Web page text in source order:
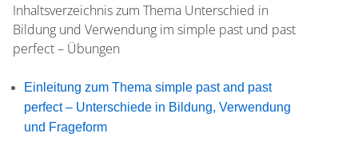
Inhaltsverzeichnis zum Thema Unterschied in
Bildung und Verwendung im simple past und past
perfect – Übungen
Einleitung zum Thema simple past and past
perfect – Unterschiede in Bildung, Verwendung
und Frageform